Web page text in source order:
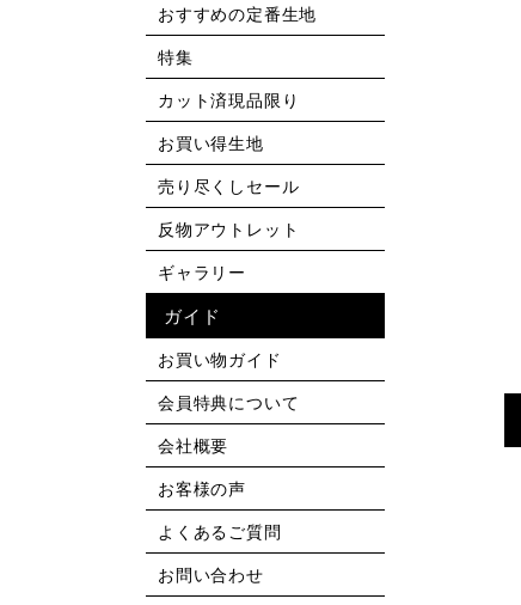
おすすめの定番生地
特集
カット済現品限り
お買い得生地
売り尽くしセール
反物アウトレット
ギャラリー
ガイド
お買い物ガイド
会員特典について
会社概要
お客様の声
よくあるご質問
お問い合わせ